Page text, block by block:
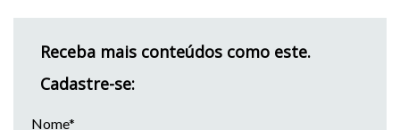
Receba mais conteúdos como este.
Cadastre-se:
Nome*